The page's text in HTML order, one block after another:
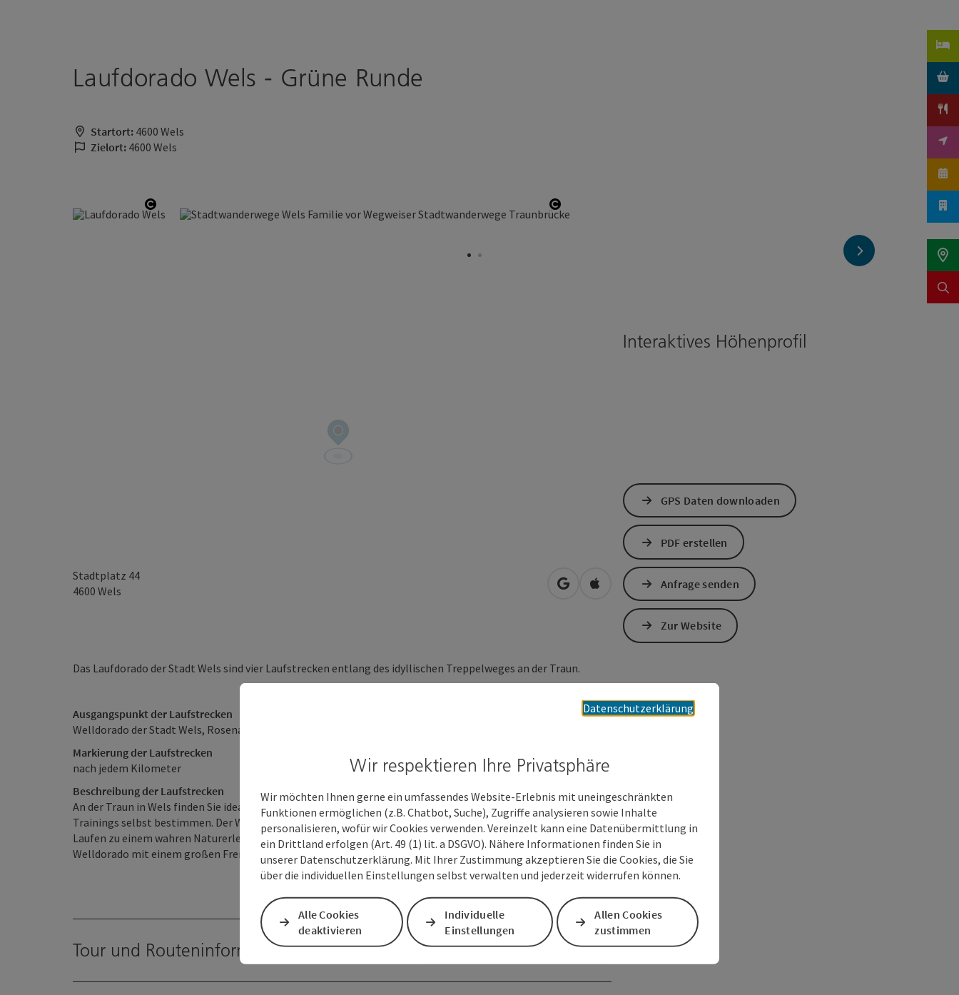
Laufdorado Wels - Grüne Runde
Startort: 4600 Wels
Zielort: 4600 Wels
Copyright öffnen Copyright öffnen
nächstes Element
Stadtplatz 44
4600 Wels in Google Maps öffnen
in Apple Maps öffnen
Das Laufdorado der Stadt Wels sind vier Laufstrecken entlang des idyllischen Treppelweges an der Traun.
Ausgangspunkt der Laufstrecken
Welldorado der Stadt Wels, Rosenauerstr. 70
Markierung der Laufstrecken
nach jedem Kilometer
Beschreibung der Laufstrecken
An der Traun in Wels finden Sie ideale Laufstrecken. Durch das ebene Gelände können Sie die Intensität Ihres
Trainings selbst bestimmen. Der Wald bietet Ihnen in den Sommermonaten Schutz vor Hitze und lässt das
Laufen zu einem wahren Naturerlebnis werden. Beim Ausgangspunkt finden Sie neben Parkmöglichkeiten das
Welldorado mit einem großen Freizeit- und Erholungsangebot, die ideale Ergänzung zum Laufen.
Tour und Routeninformationen
Interaktives Höhenprofil
GPS Daten downloaden
PDF erstellen
Anfrage senden
Zur Website
Datenschutzerklärung
Wir respektieren Ihre Privatsphäre
Wir möchten Ihnen gerne ein umfassendes Website-Erlebnis mit uneingeschränkten
Funktionen ermöglichen (z.B. Chatbot, Suche), Zugriffe analysieren sowie Inhalte
personalisieren, wofür wir Cookies verwenden. Vereinzelt kann eine Datenübermittlung in
ein Drittland erfolgen (Art. 49 (1) lit. a DSGVO). Nähere Informationen finden Sie in
unserer Datenschutzerklärung. Mit Ihrer Zustimmung akzeptieren Sie die Cookies, die Sie
über die individuellen Einstellungen selbst verwalten und jederzeit widerrufen können.
Alle Cookies
deaktivieren
Individuelle
Einstellungen
Allen Cookies
zustimmen